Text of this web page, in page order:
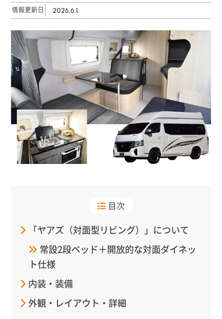
情報更新日 2026.6.1
目次
「ヤアズ（対面型リビング）」について
常設2段ベッド＋開放的な対面ダイネッ
ト仕様
内装・装備
外観・レイアウト・詳細